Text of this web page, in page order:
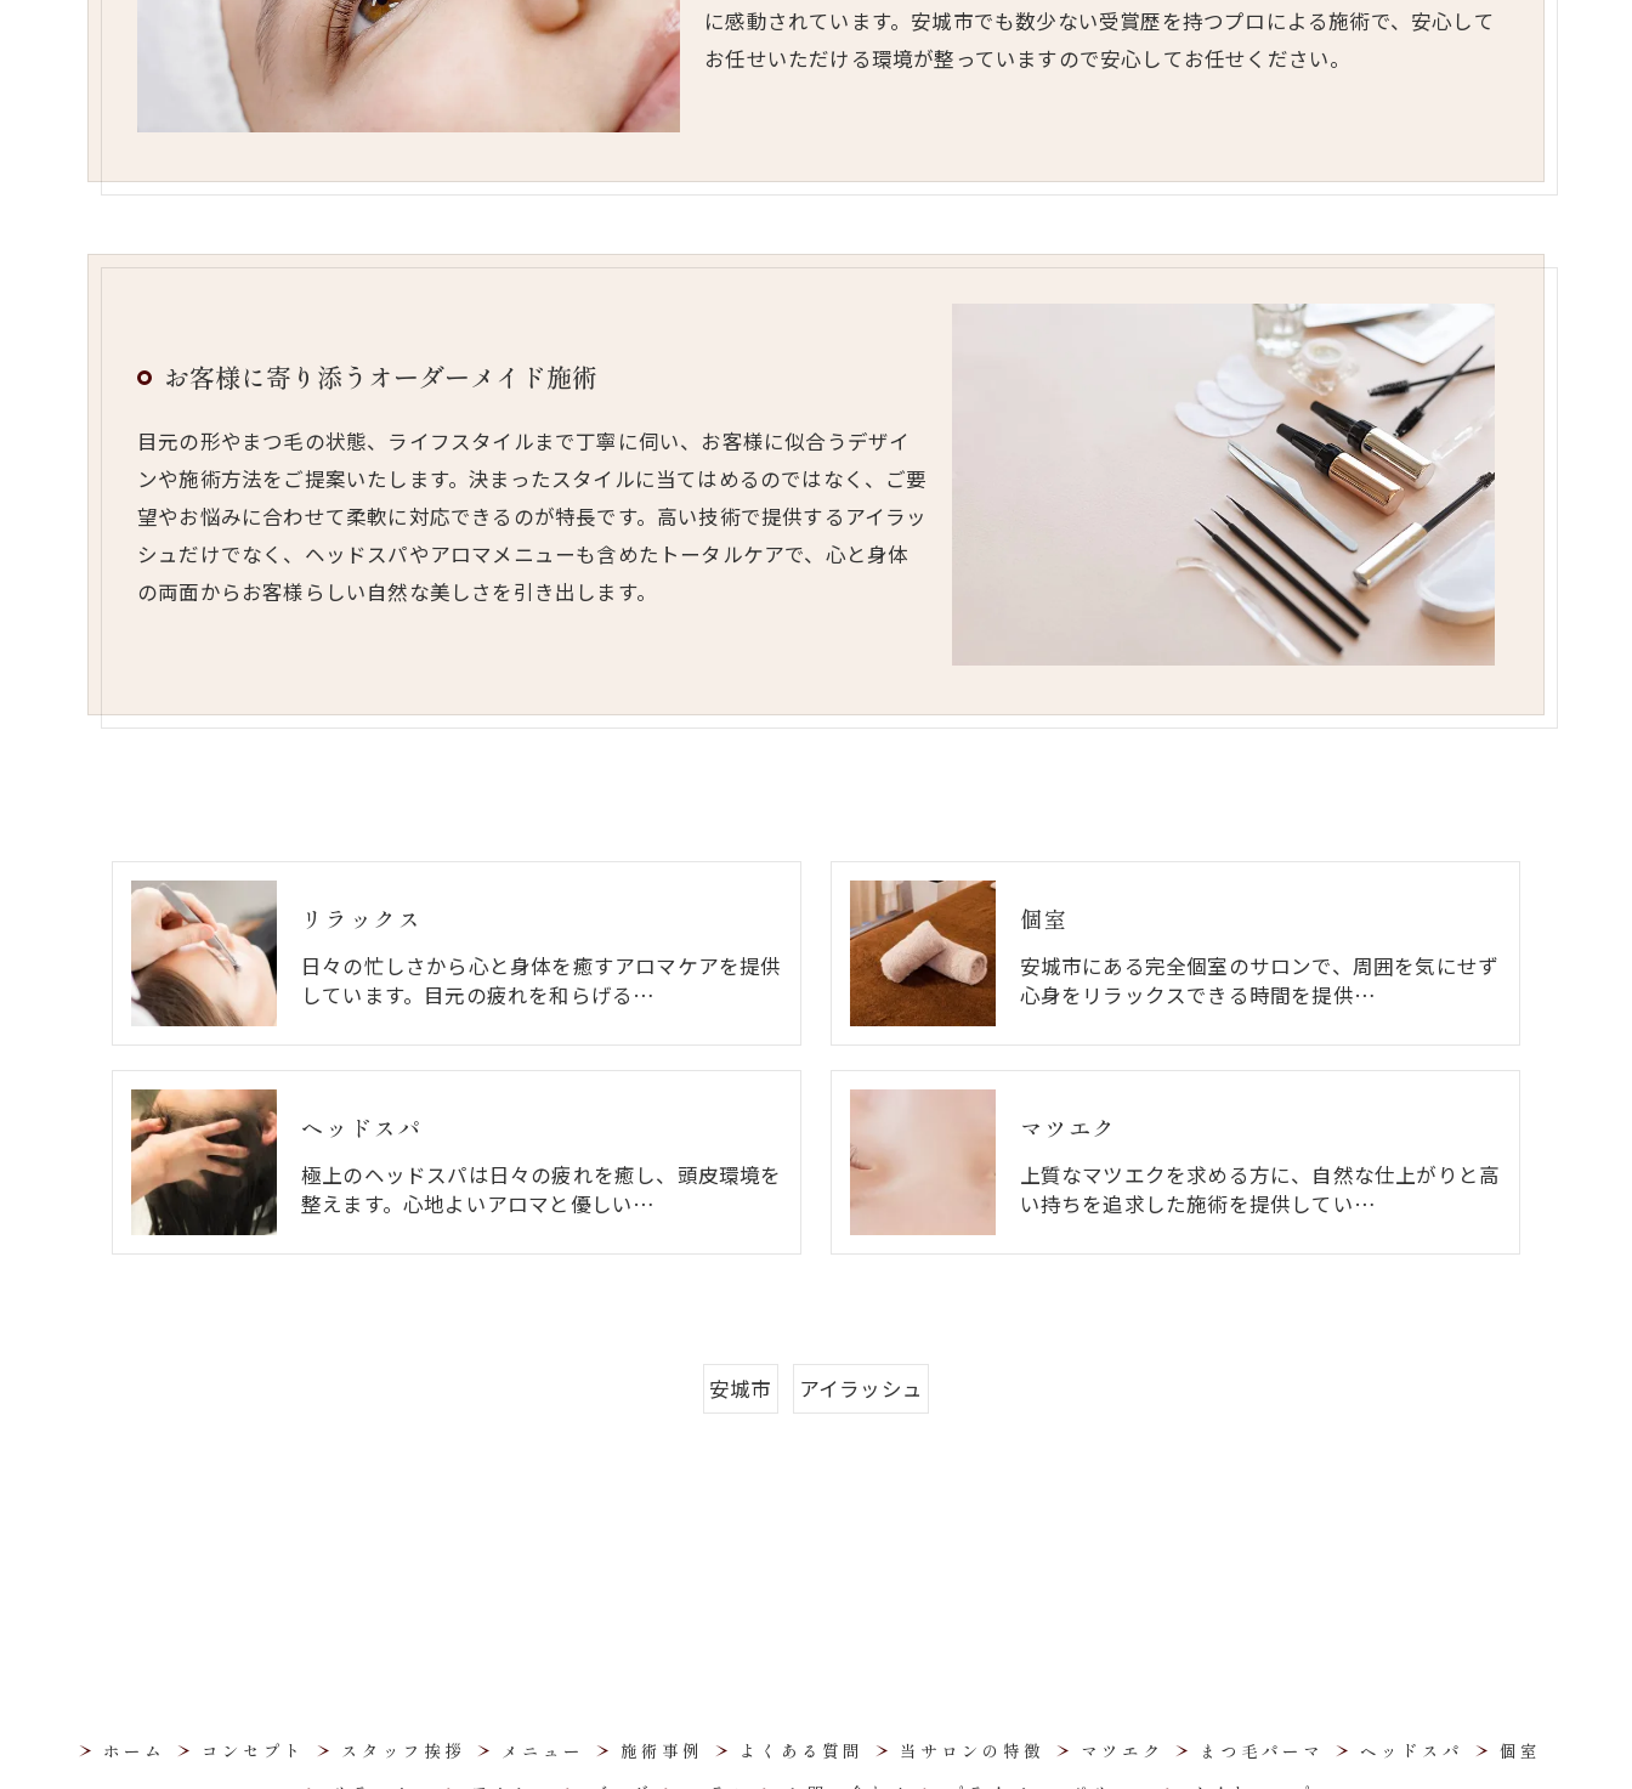
に感動されています。安城市でも数少ない受賞歴を持つプロによる施術で、安心して
お任せいただける環境が整っていますので安心してお任せください。
お客様に寄り添うオーダーメイド施術
目元の形やまつ毛の状態、ライフスタイルまで丁寧に伺い、お客様に似合うデザイ
ンや施術方法をご提案いたします。決まったスタイルに当てはめるのではなく、ご要
望やお悩みに合わせて柔軟に対応できるのが特長です。高い技術で提供するアイラッ
シュだけでなく、ヘッドスパやアロマメニューも含めたトータルケアで、心と身体
の両面からお客様らしい自然な美しさを引き出します。
リラックス
日々の忙しさから心と身体を癒すアロマケアを提供
しています。目元の疲れを和らげる…
個室
安城市にある完全個室のサロンで、周囲を気にせず
心身をリラックスできる時間を提供…
ヘッドスパ
極上のヘッドスパは日々の疲れを癒し、頭皮環境を
整えます。心地よいアロマと優しい…
マツエク
上質なマツエクを求める方に、自然な仕上がりと高
い持ちを追求した施術を提供してい…
安城市 アイラッシュ
ホーム コンセプト スタッフ挨拶 メニュー 施術事例 よくある質問 当サロンの特徴 マツエク まつ毛パーマ ヘッドスパ
個室